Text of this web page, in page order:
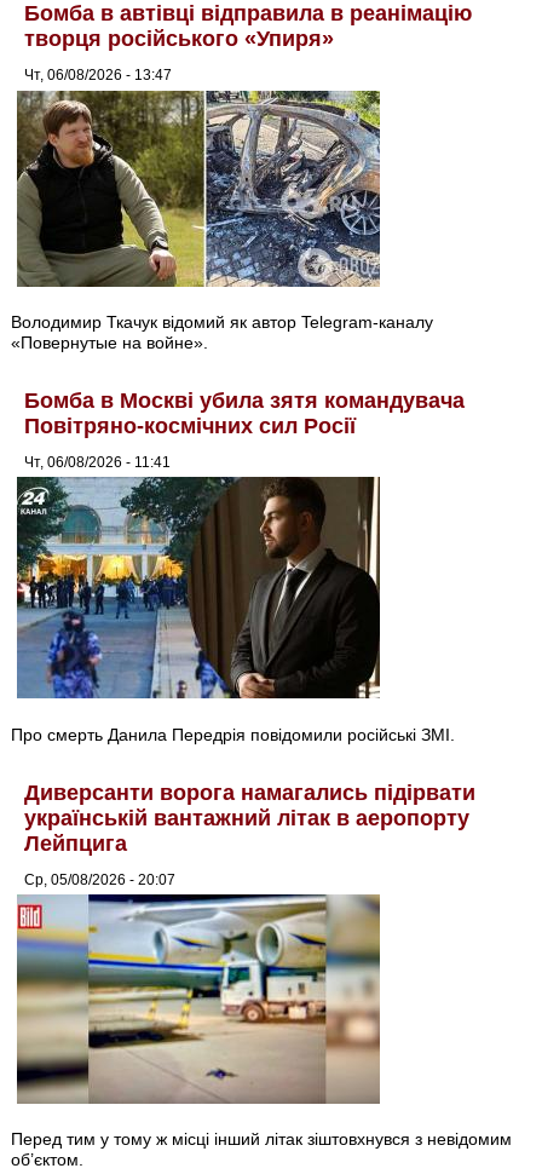
Бомба в автівці відправила в реанімацію
творця російського «Упиря»
Чт, 06/08/2026 - 13:47
Володимир Ткачук відомий як автор Telegram-каналу
«Повернутые на войне».
Бомба в Москві убила зятя командувача
Повітряно-космічних сил Росії
Чт, 06/08/2026 - 11:41
Про смерть Данила Передрія повідомили російські ЗМІ.
Диверсанти ворога намагались підірвати
українській вантажний літак в аеропорту
Лейпцига
Ср, 05/08/2026 - 20:07
Перед тим у тому ж місці інший літак зіштовхнувся з невідомим
об’єктом.